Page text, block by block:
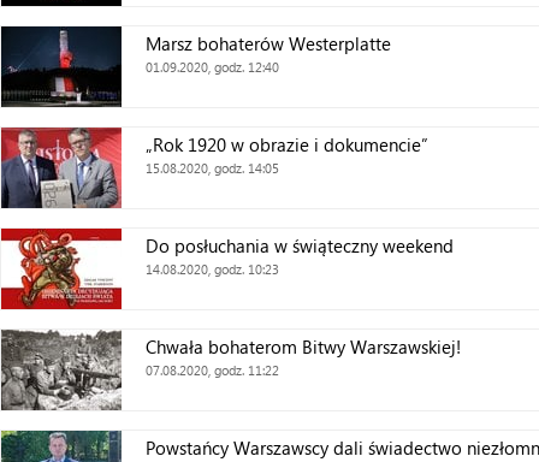
Marsz bohaterów Westerplatte
01.09.2020, godz. 12:40
„Rok 1920 w obrazie i dokumencie”
15.08.2020, godz. 14:05
Do posłuchania w świąteczny weekend
14.08.2020, godz. 10:23
Chwała bohaterom Bitwy Warszawskiej!
07.08.2020, godz. 11:22
Powstańcy Warszawscy dali świadectwo